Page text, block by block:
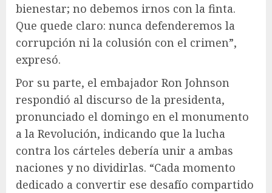
bienestar; no debemos irnos con la finta.
Que quede claro: nunca defenderemos la
corrupción ni la colusión con el crimen”,
expresó.
Por su parte, el embajador Ron Johnson
respondió al discurso de la presidenta,
pronunciado el domingo en el monumento
a la Revolución, indicando que la lucha
contra los cárteles debería unir a ambas
naciones y no dividirlas. “Cada momento
dedicado a convertir ese desafío compartido